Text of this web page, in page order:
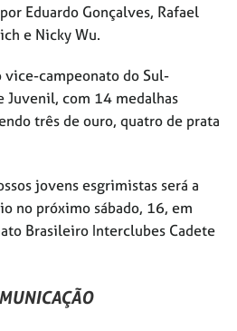
Eduardo Gonçalves, Rafael
e Nicky Wu.
campeonato do Sul-
Juvenil, com 14 medalhas
três de ouro, quatro de prata
jovens esgrimistas será a
no próximo sábado, 16, em
Brasileiro Interclubes Cadete